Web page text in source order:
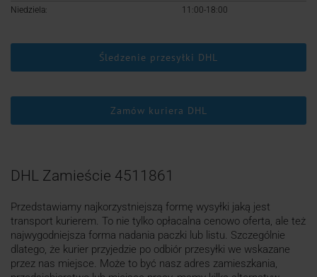
Niedziela:
11:00-18:00
Śledzenie przesyłki DHL
Zamów kuriera DHL
DHL Zamieście 4511861
Przedstawiamy najkorzystniejszą formę wysyłki jaką jest
transport kurierem. To nie tylko opłacalna cenowo oferta, ale też
najwygodniejsza forma nadania paczki lub listu. Szczególnie
dlatego, że kurier przyjedzie po odbiór przesyłki we wskazane
przez nas miejsce. Może to być nasz adres zamieszkania,